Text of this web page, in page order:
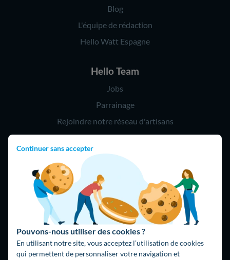
Continuer sans accepter
Pouvons-nous utiliser des cookies ?
En utilisant notre site, vous acceptez l’utilisation de cookies
qui permettent de personnaliser votre navigation et
Blog
L'équipe de rédaction
Hello Watt Espagne
Hello Team
Jobs
Parrainage
Rejoindre notre réseau d'artisans
Hello !
09 75 18 60 60
(8h-21h)
75018 Paris